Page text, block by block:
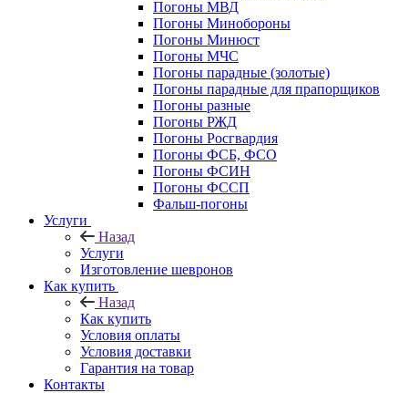
Погоны МВД
Погоны Минобороны
Погоны Минюст
Погоны МЧС
Погоны парадные (золотые)
Погоны парадные для прапорщиков
Погоны разные
Погоны РЖД
Погоны Росгвардия
Погоны ФСБ, ФСО
Погоны ФСИН
Погоны ФССП
Фальш-погоны
Услуги
Назад
Услуги
Изготовление шевронов
Как купить
Назад
Как купить
Условия оплаты
Условия доставки
Гарантия на товар
Контакты